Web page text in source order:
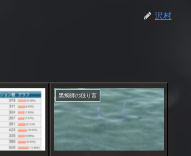
沢村
黒鯛師の独り言